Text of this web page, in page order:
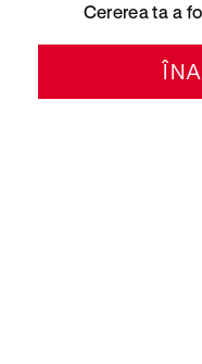
Cererea ta a